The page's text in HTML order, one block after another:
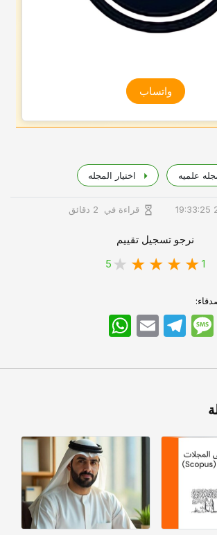
واتساب
علمیه اختیار المجله
قراءة في 2 دقائق
نرجو تسجيل تقييم
1
5
WhatsApp Email
TelegramMessage